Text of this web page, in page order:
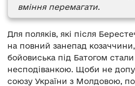
вміння перемагати.
Для поляків, які після
на повний занепад
бойовиська під Батогом
несподіванкою. Щоби не
союзу України з Молдовою,